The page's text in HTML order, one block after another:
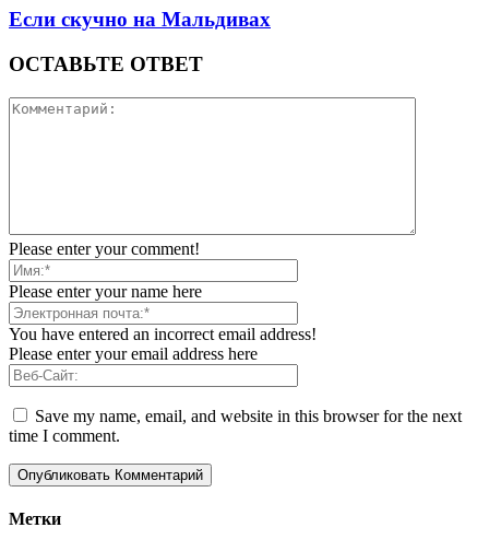
Если скучно на Мальдивах
ОСТАВЬТЕ ОТВЕТ
Please enter your comment!
Please enter your name here
You have entered an incorrect email address!
Please enter your email address here
Save my name, email, and website in this browser for the next
time I comment.
Метки